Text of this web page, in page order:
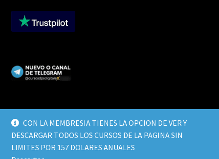
CON LA MEMBRESIA TIENES LA OPCION DE VER Y
DESCARGAR TODOS LOS CURSOS DE LA PAGINA SIN
LIMITES POR 157 DOLARES ANUALES
© CURSOS DIGITALEX 2026
TERMINOS Y CONDICIONES
Built with WooCommerce